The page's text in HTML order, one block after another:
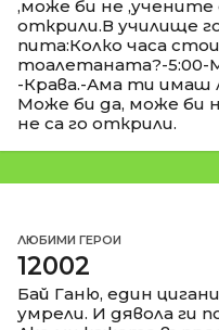
,може би не ,учените
открили.В училище
пита:Колко часа
тоалетаната?-5:00-
-Крава.-Ама ти имаш
Може би да, може би
не са го открили.
ЛЮБИМИ ГЕРОИ
12002
Бай Ганю, един
умрели. И дявола ги